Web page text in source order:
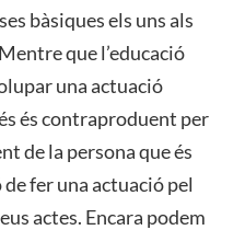
bàsiques els uns als
que l’educació
una actuació
és contraproduent per
de la persona que és
fer una actuació pel
actes. Encara podem